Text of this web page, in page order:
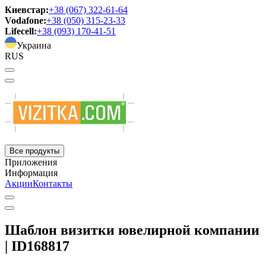
Киевстар:+38 (067) 322-61-64
Vodafone:+38 (050) 315-23-33
Lifecell:+38 (093) 170-41-51
Украина
RUS
Все продукты
Приложения
Информация
АкцииКонтакты
Шаблон визитки ювелирной компании
| ID168817